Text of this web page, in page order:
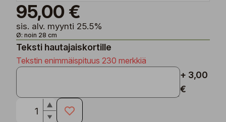
95,00 €
sis. alv. myynti 25.5%
Ø: noin 28 cm
Teksti hautajaiskortille
Tekstin enimmäispituus 230 merkkiä
+ 3,00
€